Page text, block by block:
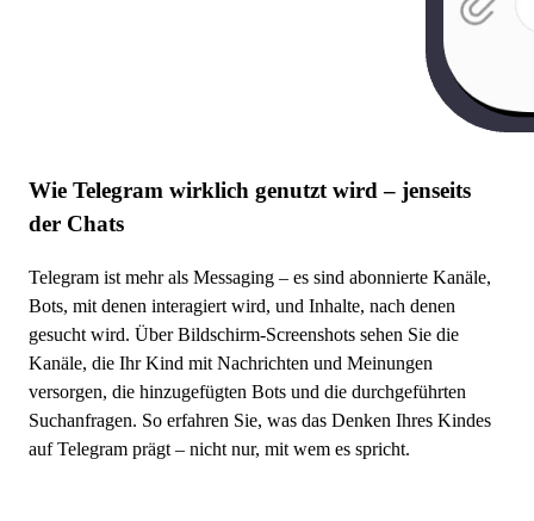
Wie Telegram wirklich genutzt wird – jenseits
der Chats
Telegram ist mehr als Messaging – es sind abonnierte Kanäle,
Bots, mit denen interagiert wird, und Inhalte, nach denen
gesucht wird. Über Bildschirm-Screenshots sehen Sie die
Kanäle, die Ihr Kind mit Nachrichten und Meinungen
versorgen, die hinzugefügten Bots und die durchgeführten
Suchanfragen. So erfahren Sie, was das Denken Ihres Kindes
auf Telegram prägt – nicht nur, mit wem es spricht.